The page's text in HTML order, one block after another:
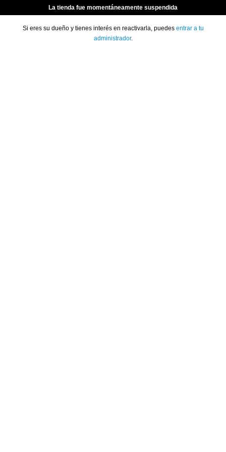
La tienda fue momentáneamente suspendida
Si eres su dueño y tienes interés en reactivarla, puedes entrar a tu
administrador.